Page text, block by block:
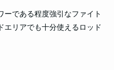
ーである程度強引なファイト
エリアでも十分使えるロッド